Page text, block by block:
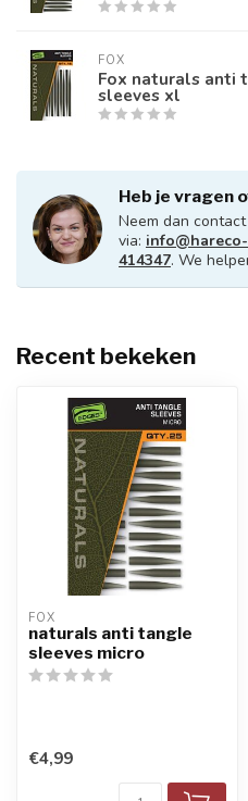
FOX
Fox naturals anti
sleeves xl
Heb je vragen
Neem dan
via:
414347. We
Recent bekeken
FOX
naturals anti tangle
sleeves micro
€4,99